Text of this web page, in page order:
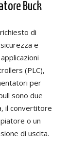
Buck
di
e
(PLC),
per
sono due
il convertitore
o un
di uscita.